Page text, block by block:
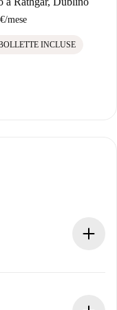
/mese
INCLUSE
anticipo.